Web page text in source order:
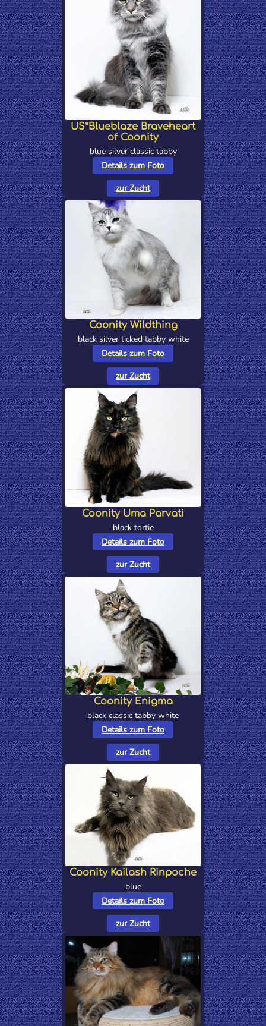
US*Blueblaze Braveheart
of Coonity
blue silver classic tabby
Details zum Foto
zur Zucht
Coonity Wildthing
black silver ticked tabby white
Details zum Foto
zur Zucht
Coonity Uma Parvati
black tortie
Details zum Foto
zur Zucht
Coonity Enigma
black classic tabby white
Details zum Foto
zur Zucht
Coonity Kailash Rinpoche
blue
Details zum Foto
zur Zucht